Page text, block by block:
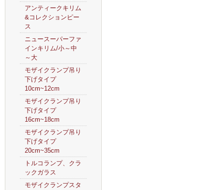
アンティークキリム
&コレクションピー
ス
ニュースーパーファ
インキリム/小～中
～大
モザイクランプ吊り
下げタイプ
10cm~12cm
モザイクランプ吊り
下げタイプ
16cm~18cm
モザイクランプ吊り
下げタイプ
20cm~35cm
トルコランプ、クラ
ックガラス
モザイクランプスタ